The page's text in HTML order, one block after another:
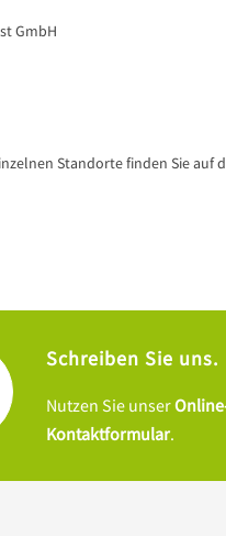
GmbH
Standorte finden Sie auf
Schreiben Sie uns.
Nutzen Sie unser
Kontaktformular.